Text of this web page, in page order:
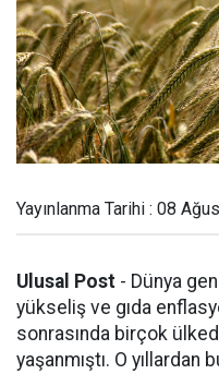
Yayınlanma Tarihi : 08
Ulusal Post - Dünya
yükseliş ve gıda
sonrasında birçok
yaşanmıştı. O yıllardan